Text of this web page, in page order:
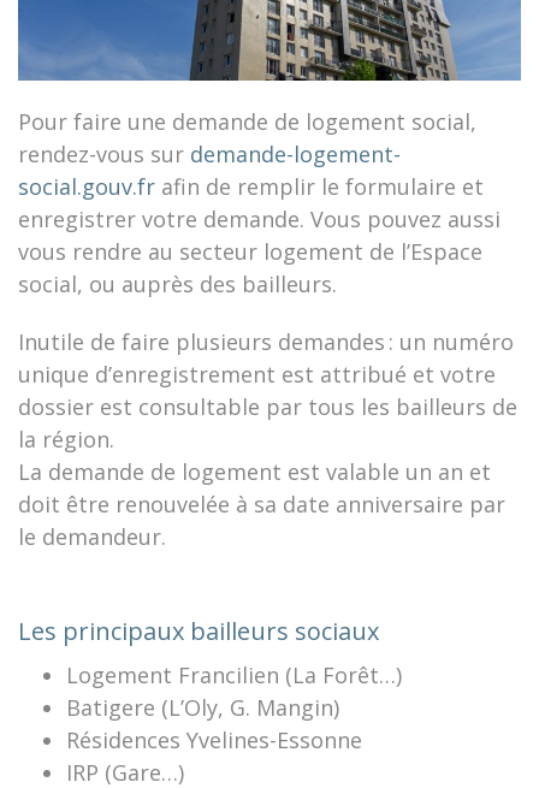
Pour faire une demande de logement social,
rendez-vous sur demande-logement-
social.gouv.fr afin de remplir le formulaire et
enregistrer votre demande. Vous pouvez aussi
vous rendre au secteur logement de l’Espace
social, ou auprès des bailleurs.
Inutile de faire plusieurs demandes : un numéro
unique d’enregistrement est attribué et votre
dossier est consultable par tous les bailleurs de
la région.
La demande de logement est valable un an et
doit être renouvelée à sa date anniversaire par
le demandeur.
Les principaux bailleurs sociaux
Logement Francilien (La Forêt…)
Batigere (L’Oly, G. Mangin)
Résidences Yvelines-Essonne
IRP (Gare…)